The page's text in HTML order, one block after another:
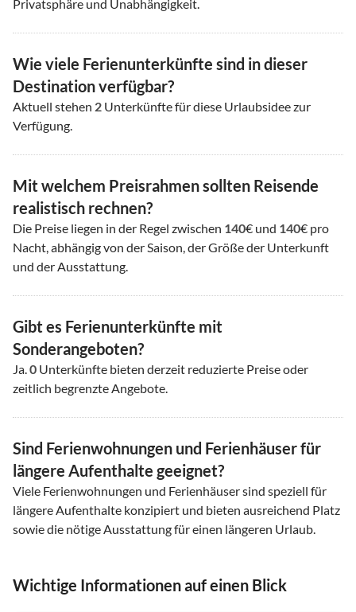
Privatsphäre und Unabhängigkeit.
Wie viele Ferienunterkünfte sind in dieser
Destination verfügbar?
Aktuell stehen 2 Unterkünfte für diese Urlaubsidee zur
Verfügung.
Mit welchem Preisrahmen sollten Reisende
realistisch rechnen?
Die Preise liegen in der Regel zwischen 140€ und 140€ pro
Nacht, abhängig von der Saison, der Größe der Unterkunft
und der Ausstattung.
Gibt es Ferienunterkünfte mit
Sonderangeboten?
Ja.0 Unterkünfte bieten derzeit reduzierte Preise oder
zeitlich begrenzte Angebote.
Sind Ferienwohnungen und Ferienhäuser für
längere Aufenthalte geeignet?
Viele Ferienwohnungen und Ferienhäuser sind speziell für
längere Aufenthalte konzipiert und bieten ausreichend Platz
sowie die nötige Ausstattung für einen längeren Urlaub.
Wichtige Informationen auf einen Blick